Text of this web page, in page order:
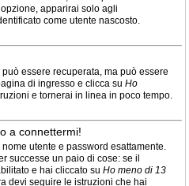
apparirai solo agli
come utente nascosto.
essere recuperata, ma può essere
di ingresso e clicca su Ho
e tornerai in linea in poco tempo.
a connettermi!
utente e password esattamente.
successe un paio di cose: se il
e hai cliccato su Ho meno di 13
devi seguire le istruzioni che hai